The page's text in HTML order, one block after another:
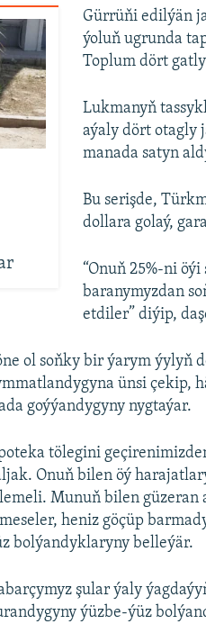
Gürrüňi edilýän
ýoluň ugrunda
Toplum dört
Lukmanyň
aýaly dört otagly
manada satyn
Bu serişde,
dollara golaý,
“Onuň 25%-ni
baranymyzdan
etdiler” diýip,
ol soňky bir ýarym ýylyň
ünsi çekip,
goýýandygyny nygtaýar.
tölegini
Onuň bilen öý
Munuň bilen güzeran
heniz göçüp
bolýandyklaryny belleýär.
şular ýaly
ýüzbe-ýüz